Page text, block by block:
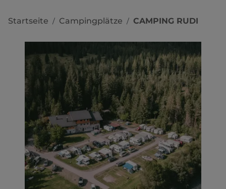
Startseite / Campingplätze / CAMPING RUDI